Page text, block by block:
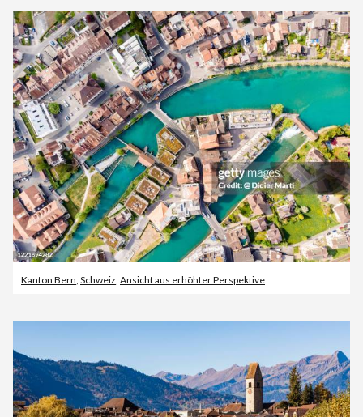
Kanton Bern Schweiz Ansicht aus erhöhter Perspektive